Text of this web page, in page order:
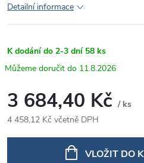
Detailní informace
K dodání do 2-3 dní 58 ks
11.8.2026
3 684,40 Kč / ks
4 458,12 Kč včetně DPH
VLOŽIT DO